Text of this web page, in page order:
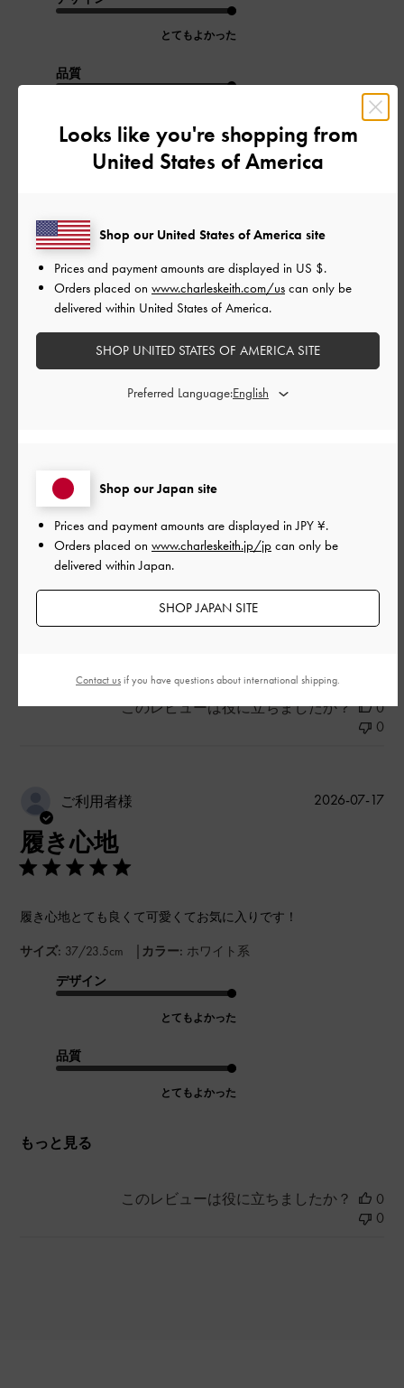
とてもよかった
品質
ご利用者様
すごいはきやすいすきです。
デザイン
とてもよかった
品質
とてもよかった
このレビューは役に立ちましたか？
0
0
ご利用者様
履き心地
履き心地とても良くて可愛くてお気に入りです！
サイズ: 37/23.5cm | カラー: ホワイト系
デザイン
とてもよかった
品質
とてもよかった
もっと見る
公
2026-07-17
このレビューは役に立ちましたか？
0
0
Looks like you're shopping from
United States of America
Shop our Japan site
Prices and payment amounts are displayed inJPY ¥.
Orders placed on www.charleskeith.jp/jp can only be
delivered within Japan.
SHOP JAPAN SITE
Shop our United States of America site
Prices and payment amounts are displayed in US $.
Orders placed on www.charleskeith.com/us can only be
delivered within United States of America.
SHOP UNITED STATES OF AMERICA SITE
Preferred Language:
Contact usif you have questions about international shipping.